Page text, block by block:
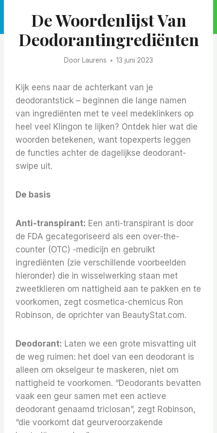
De Woordenlijst Van
Deodorantingrediënten
Door Laurens 13 juni 2023
Kijk eens naar de achterkant van je
deodorantstick – beginnen die lange namen
van ingrediënten met te veel medeklinkers op
heel veel Klingon te lijken? Ontdek hier wat die
woorden betekenen, want topexperts leggen
de functies achter de dagelijkse deodorant-
swipe uit.
De basis
Anti-transpirant: Een anti-transpirant is door
de FDA gecategoriseerd als een over-the-
counter (OTC) -medicijn en gebruikt
ingrediënten (zie verschillende voorbeelden
hieronder) die in wisselwerking staan ​​​​met
zweetklieren om nattigheid aan te pakken en te
voorkomen, zegt cosmetica-chemicus Ron
Robinson, de oprichter van BeautyStat.com.
Deodorant: Laten we een grote misvatting uit
de weg ruimen: het doel van een deodorant is
alleen om okselgeur te maskeren, niet om
nattigheid te voorkomen. “Deodorants bevatten
vaak een geur samen met een actieve
deodorant genaamd triclosan”, zegt Robinson,
“die voorkomt dat geurveroorzakende